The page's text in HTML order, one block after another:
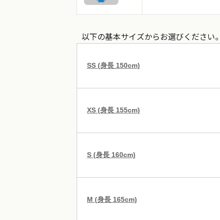
以下の基本サイズからお選びください。
SS (身長 150cm)
XS (身長 155cm)
S (身長 160cm)
M (身長 165cm)